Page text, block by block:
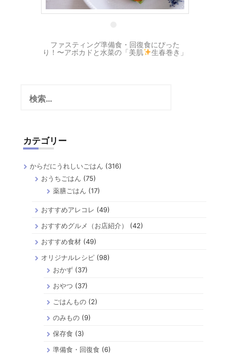
10 9月
ファスティング準備食・回復食にぴった
り！〜アボカドと水菜の「美肌
生春巻き」
カテゴリー
からだにうれしいごはん (316)
おうちごはん (75)
薬膳ごはん (17)
おすすめアレコレ (49)
おすすめグルメ（お店紹介）
(42)
おすすめ食材 (49)
オリジナルレシピ (98)
おかず(37)
おやつ (37)
ごはんもの(2)
のみもの(9)
保存食 (3)
準備食・回復食 (6)